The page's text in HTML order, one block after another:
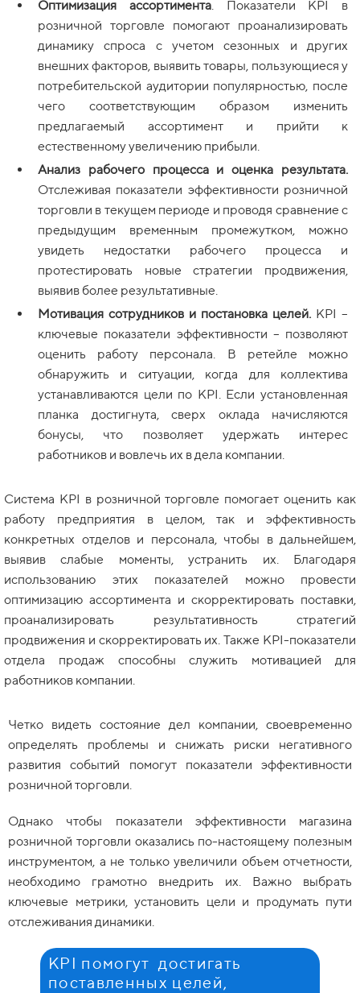
Оптимизация ассортимента. Показатели KPI в
розничной торговле помогают проанализировать
динамику спроса с учетом сезонных и других
внешних факторов, выявить товары, пользующиеся у
потребительской аудитории популярностью, после
чего соответствующим образом изменить
предлагаемый ассортимент и прийти к
естественному увеличению прибыли.
Анализ рабочего процесса и оценка результата.
Отслеживая показатели эффективности розничной
торговли в текущем периоде и проводя сравнение с
предыдущим временным промежутком, можно
увидеть недостатки рабочего процесса и
протестировать новые стратегии продвижения,
выявив более результативные.
Мотивация сотрудников и постановка целей. KPI –
ключевые показатели эффективности – позволяют
оценить работу персонала. В ретейле можно
обнаружить и ситуации, когда для коллектива
устанавливаются цели по KPI. Если установленная
планка достигнута, сверх оклада начисляются
бонусы, что позволяет удержать интерес
работников и вовлечь их в дела компании.
Система KPI в розничной торговле помогает оценить как
работу предприятия в целом, так и эффективность
конкретных отделов и персонала, чтобы в дальнейшем,
выявив слабые моменты, устранить их. Благодаря
использованию этих показателей можно провести
оптимизацию ассортимента и скорректировать поставки,
проанализировать результативность стратегий
продвижения и скорректировать их. Также KPI-показатели
отдела продаж способны служить мотивацией для
работников компании.
Четко видеть состояние дел компании, своевременно
определять проблемы и снижать риски негативного
развития событий помогут показатели эффективности
розничной торговли.
Однако чтобы показатели эффективности магазина
розничной торговли оказались по-настоящему полезным
инструментом, а не только увеличили объем отчетности,
необходимо грамотно внедрить их. Важно выбрать
ключевые метрики, установить цели и продумать пути
отслеживания динамики.
KPI помогут достигать
поставленных целей,